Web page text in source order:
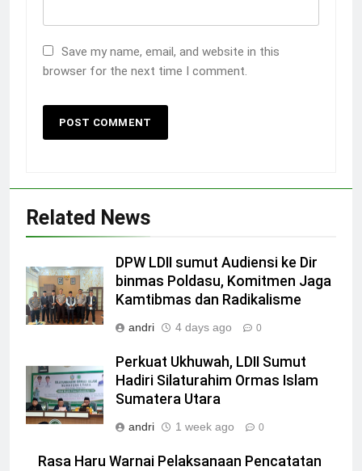
Save my name, email, and website in this
browser for the next time I comment.
Related News
DPW LDII sumut Audiensi ke Dir
binmas Poldasu, Komitmen Jaga
Kamtibmas dan Radikalisme
andri 4 days ago 0
Perkuat Ukhuwah, LDII Sumut
Hadiri Silaturahim Ormas Islam
Sumatera Utara
andri 1 week ago 0
Rasa Haru Warnai Pelaksanaan Pencatatan